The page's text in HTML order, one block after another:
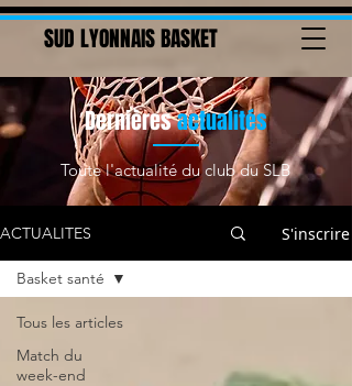
SUD LYONNAIS BASKET
Dernièresactualités
Toute l'actualité du club du SLB
ACTUALITES S'inscrire
Tous les articles
Match du
week-end
Basket santé